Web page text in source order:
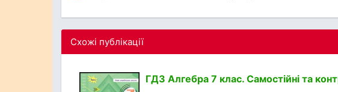
Схожі публікації
ГДЗ Алгебра 7 клас. Самостійні та